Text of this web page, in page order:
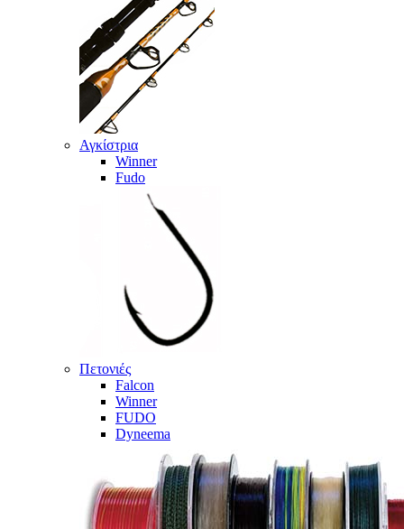
Αγκίστρια
Winner
Fudo
Πετονιές
Falcon
Winner
FUDO
Dyneema